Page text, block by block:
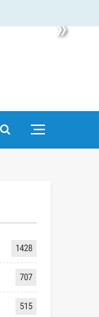
»
1428
707
515